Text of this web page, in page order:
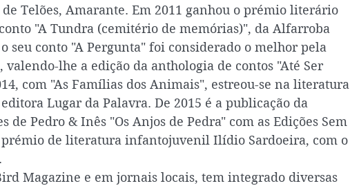
Telões, Amarante. Em 2011 ganhou o prémio literário
"A Tundra (cemitério de memórias)", da Alfarroba
seu conto "A Pergunta" foi considerado o melhor pela
valendo-lhe a edição da anthologia de contos "Até Ser
com "As Famílias dos Animais", estreou-se na literatura
Lugar da Palavra. De 2015 é a publicação da
Pedro & Inês "Os Anjos de Pedra" com as Edições Sem
prémio de literatura infantojuvenil Ilídio Sardoeira, com o
Magazine e em jornais locais, tem integrado diversas